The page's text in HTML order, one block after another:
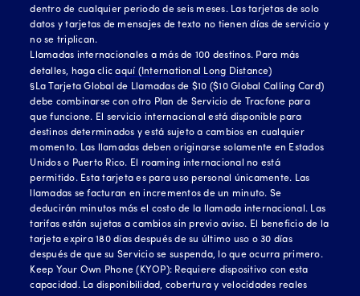
dentro de cualquier periodo de seis meses. Las tarjetas de solo
datos y tarjetas de mensajes de texto no tienen días de servicio y
no se triplican.
Llamadas internacionales a más de 100 destinos. Para más
detalles, haga clicaquí (International Long Distance)
§La Tarjeta Global de Llamadas de $10 ($10 Global Calling Card)
debe combinarse con otro Plan de Servicio de Tracfone para
que funcione. El servicio internacional está disponible para
destinos determinados y está sujeto a cambios en cualquier
momento. Las llamadas deben originarse solamente en Estados
Unidos o Puerto Rico. El roaming internacional no está
permitido. Esta tarjeta es para uso personal únicamente. Las
llamadas se facturan en incrementos de un minuto. Se
deducirán minutos más el costo de la llamada internacional. Las
tarifas están sujetas a cambios sin previo aviso. El beneficio de la
tarjeta expira 180 días después de su último uso o 30 días
después de que su Servicio se suspenda, lo que ocurra primero.
Keep Your Own Phone (KYOP): Requiere dispositivo con esta
capacidad. La disponibilidad, cobertura y velocidades reales